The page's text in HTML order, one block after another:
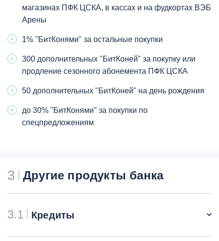
магазинах ПФК ЦСКА, в кассах и на фудкортах ВЭБ
Арены
1% "БитКонями" за остальные покупки
300 дополнительных "БитКоней" за покупку или
продление сезонного абонемента ПФК ЦСКА
50 дополнительных "БитКоней" на день рождения
до 30% "БитКонями" за покупки по
спецпредложениям
3 Другие продукты банка
3.1 Кредиты